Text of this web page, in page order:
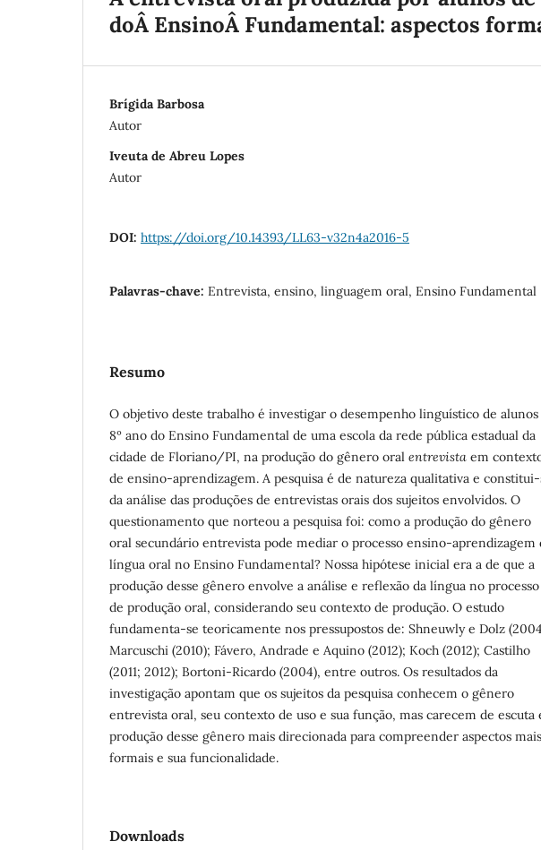
doÂ EnsinoÂ Fundamental: aspectos
Brígida Barbosa
Autor
Iveuta de Abreu Lopes
Autor
DOI: https://doi.org/10.14393/LL63-v32n4a2016-5
Palavras-chave: Entrevista, ensino, linguagem oral, Ensino Fundamental
Resumo
O objetivo deste trabalho é investigar o desempenho linguístico de alunos
8º ano do Ensino Fundamental de uma escola da rede pública estadual da
cidade de Floriano/PI, na produção do gênero oral entrevista em
de ensino-aprendizagem. A pesquisa é de natureza qualitativa e constitui-
da análise das produções de entrevistas orais dos sujeitos envolvidos. O
questionamento que norteou a pesquisa foi: como a produção do gênero
oral secundário entrevista pode mediar o processo ensino-aprendizagem
língua oral no Ensino Fundamental? Nossa hipótese inicial era a de que a
produção desse gênero envolve a análise e reflexão da língua no processo
de produção oral, considerando seu contexto de produção. O estudo
fundamenta-se teoricamente nos pressupostos de: Shneuwly e Dolz
Marcuschi (2010); Fávero, Andrade e Aquino (2012); Koch (2012); Castilho
(2011; 2012); Bortoni-Ricardo (2004), entre outros. Os resultados da
investigação apontam que os sujeitos da pesquisa conhecem o gênero
entrevista oral, seu contexto de uso e sua função, mas carecem de escuta
produção desse gênero mais direcionada para compreender aspectos mais
formais e sua funcionalidade.
Downloads